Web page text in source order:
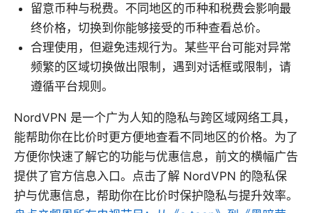
留意币种与税费。不同地区的币种和税费会影响最
终价格，切换到你能够接受的币种查看总价。
合理使用，但避免违规行为。某些平台可能对异常
频繁的区域切换做出限制，遇到对话框或限制，请
遵循平台规则。
NordVPN 是一个广为人知的隐私与跨区域网络工具，
能帮助你在比价时更方便地查看不同地区的价格。为了
方便你快速了解它的功能与优惠信息，前文的横幅广告
提供了官方信息入口。点击了解 NordVPN 的隐私保
护与优惠信息，帮助你在比价时保护隐私与提升效率。